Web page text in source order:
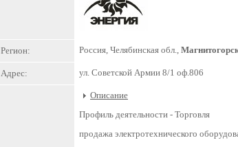
Регион: Россия, Челябинская обл.,
Адрес: ул. Советской Армии 8/1 оф.806
Описание
Профиль деятельности - Торговля
продажа электротехнического